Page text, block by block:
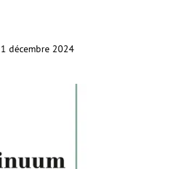
1 décembre 2024